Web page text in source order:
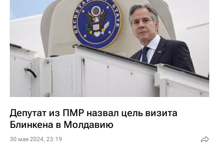
Депутат из ПМР назвал цель визита
Блинкена в Молдавию
30 мая 2024, 23:19